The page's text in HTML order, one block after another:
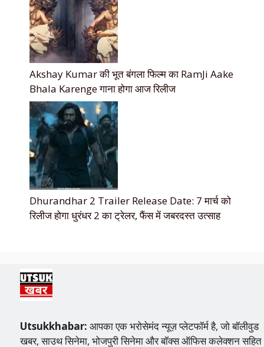
Akshay Kumar की भूत बंगला फिल्म का RamJi Aake
Bhala Karenge गाना होगा आज रिलीज
Dhurandhar 2 Trailer Release Date: 7 मार्च को
रिलीज होगा धुरंधर 2 का ट्रेलर, फैंस में जबरदस्त उत्साह
Utsukkhabar: आपका एक भरोसेमंद न्यूज़ प्लेटफॉर्म है, जो बॉलीवुड
खबर, साउथ सिनेमा, भोजपुरी सिनेमा और बॉक्स ऑफिस कलेक्शन सहित